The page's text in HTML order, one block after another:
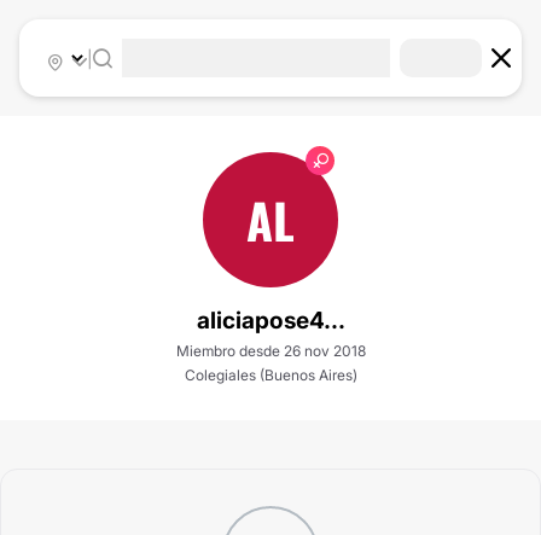
|
AL
aliciapose4...
Miembro desde 26 nov 2018
Colegiales (Buenos Aires)